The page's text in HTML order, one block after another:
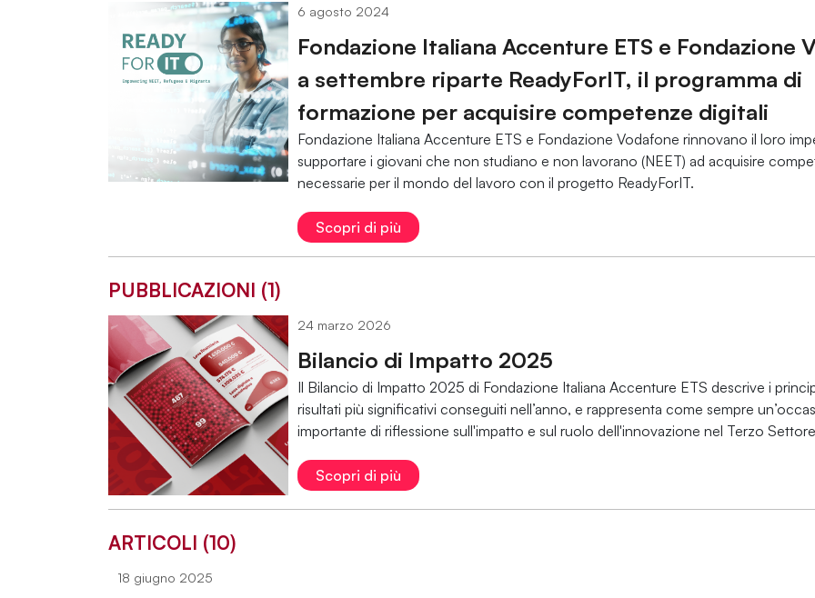
6 agosto 2024
Fondazione Italiana Accenture ETS e Fondazione
a settembre riparte ReadyForIT, il programma di
formazione per acquisire competenze digitali
Fondazione Italiana Accenture ETS e Fondazione Vodafone rinnovano il loro
supportare i giovani che non studiano e non lavorano (NEET) ad acquisire
necessarie per il mondo del lavoro con il progetto ReadyForIT.
Scopri di più
PUBBLICAZIONI (1)
24 marzo 2026
Bilancio di Impatto 2025
Il Bilancio di Impatto 2025 di Fondazione Italiana Accenture ETS descrive i
risultati più significativi conseguiti nell’anno, e rappresenta come sempre
importante di riflessione sull'impatto e sul ruolo dell'innovazione nel Terzo Settore
Scopri di più
ARTICOLI (10)
18 giugno 2025